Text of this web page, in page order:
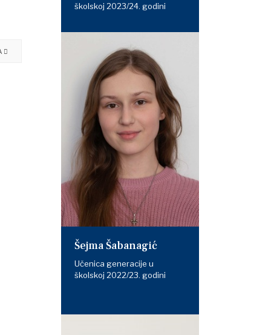
školskoj 2023/24. godini
Šejma Šabanagić
Učenica generacije u
školskoj 2022/23. godini